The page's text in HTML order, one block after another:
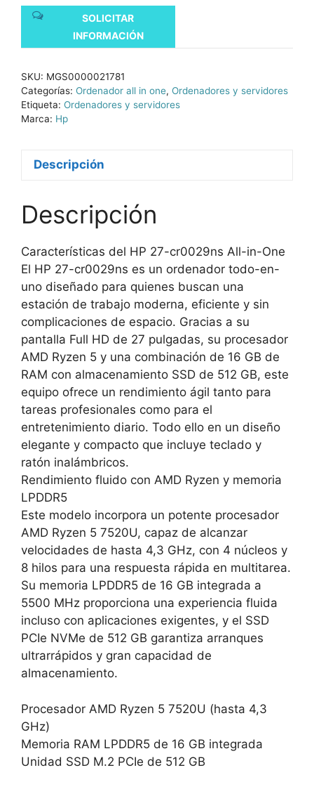
SOLICITAR
INFORMACIÓN
SKU: MGS0000021781
Categorías: Ordenador all in one, Ordenadores y servidores
Etiqueta: Ordenadores y servidores
Marca: Hp
Descripción
Descripción
Características del HP 27-cr0029ns All-in-One
El HP 27-cr0029ns es un ordenador todo-en-
uno diseñado para quienes buscan una
estación de trabajo moderna, eficiente y sin
complicaciones de espacio. Gracias a su
pantalla Full HD de 27 pulgadas, su procesador
AMD Ryzen 5 y una combinación de 16 GB de
RAM con almacenamiento SSD de 512 GB, este
equipo ofrece un rendimiento ágil tanto para
tareas profesionales como para el
entretenimiento diario. Todo ello en un diseño
elegante y compacto que incluye teclado y
ratón inalámbricos.
Rendimiento fluido con AMD Ryzen y memoria
LPDDR5
Este modelo incorpora un potente procesador
AMD Ryzen 5 7520U, capaz de alcanzar
velocidades de hasta 4,3 GHz, con 4 núcleos y
8 hilos para una respuesta rápida en multitarea.
Su memoria LPDDR5 de 16 GB integrada a
5500 MHz proporciona una experiencia fluida
incluso con aplicaciones exigentes, y el SSD
PCIe NVMe de 512 GB garantiza arranques
ultrarrápidos y gran capacidad de
almacenamiento.
Procesador AMD Ryzen 5 7520U (hasta 4,3
GHz)
Memoria RAM LPDDR5 de 16 GB integrada
Unidad SSD M.2 PCIe de 512 GB